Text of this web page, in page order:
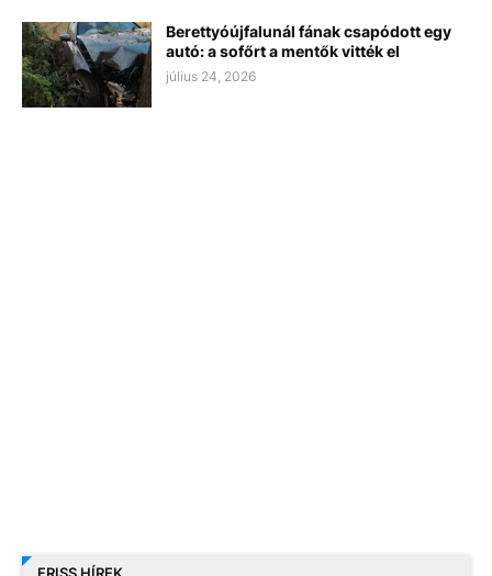
Berettyóújfalunál fának csapódott egy
autó: a sofőrt a mentők vitték el
július 24, 2026